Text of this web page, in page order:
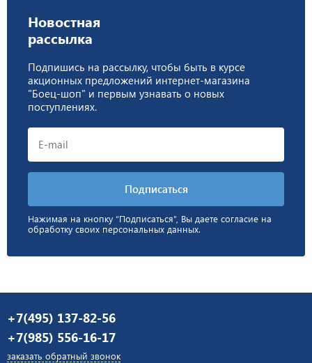
Новостная
рассылка
Подпишись на рассылку, чтобы быть в курсе
акционных предложений интернет-магазина
"Боец-шоп" и первым узнавать о новых
поступлениях.
Нажимая на кнопку “Подписаться”, Вы даете согласие на
обработку своих персональных данных.
+7(495) 137-82-56
+7(985) 556-16-17
заказать обратный звонок